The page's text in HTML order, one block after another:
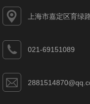
上海市嘉定区育绿
021-69151089